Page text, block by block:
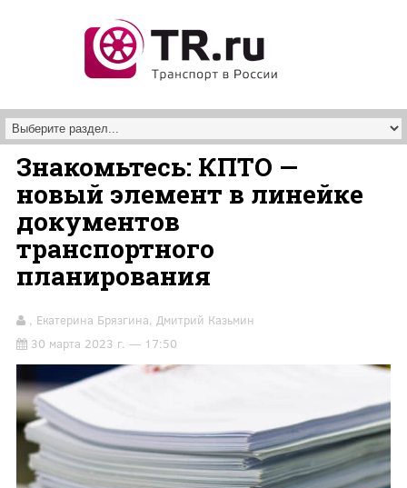
Знакомьтесь: КПТО —
новый элемент в линейке
документов
транспортного
планирования
, Екатерина Брязгина, Дмитрий Казьмин
30 марта 2023 г. — 17:50